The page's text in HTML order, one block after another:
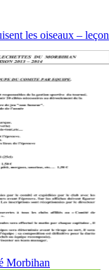
les oiseaux – leçon
Morbihan